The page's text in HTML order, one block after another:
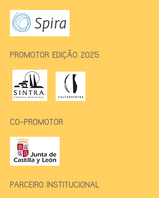
PROMOTOR EDIÇÃO 2025
CO-PROMOTOR
PARCEIRO INSTITUCIONAL